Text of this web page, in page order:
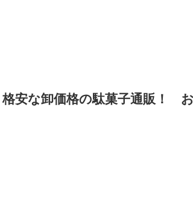
安な卸価格の駄菓子通販！
お